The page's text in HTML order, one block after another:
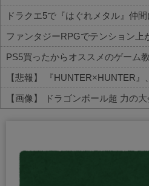
ファンタジーRPGでテンション上
PS5買ったからオススメのゲーム
【画像】 ドラゴンボール超 力の